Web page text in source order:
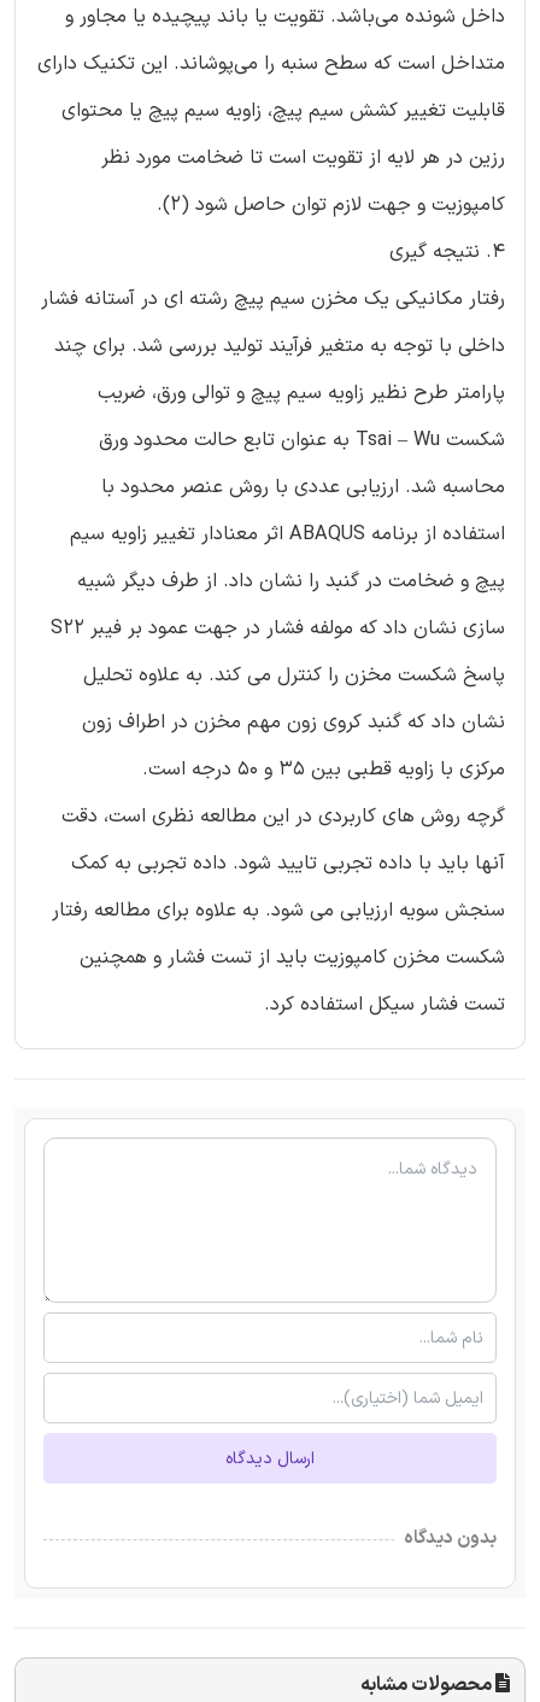
داخل شونده می‌باشد. تقویت یا باند پیچیده یا مجاور و
متداخل است که سطح سنبه را می‌پوشاند. این تکنیک دارای
قابلیت تغییر کشش سیم پیچ، زاویه سیم پیچ یا محتوای
رزین در هر لایه از تقویت است تا ضخامت مورد نظر
کامپوزیت و جهت لازم توان حاصل شود (2).
4. نتیجه گیری
رفتار مکانیکی یک مخزن سیم پیچ رشته ای در آستانه فشار
داخلی با توجه به متغیر فرآیند تولید بررسی شد. برای چند
پارامتر طرح نظیر زاویه سیم پیچ و توالی ورق، ضریب
شکست Tsai – Wu به عنوان تابع حالت محدود ورق
محاسبه شد. ارزیابی عددی با روش عنصر محدود با
استفاده از برنامه ABAQUS اثر معنادار تغییر زاویه سیم
پیچ و ضخامت در گنبد را نشان داد. از طرف دیگر شبیه
سازی نشان داد که مولفه فشار در جهت عمود بر فیبر S22
پاسخ شکست مخزن را کنترل می کند. به علاوه تحلیل
نشان داد که گنبد کروی زون مهم مخزن در اطراف زون
مرکزی با زاویه قطبی بین 35 و 50 درجه است.
گرچه روش های کاربردی در این مطالعه نظری است، دقت
آنها باید با داده تجربی تایید شود. داده تجربی به کمک
سنجش سویه ارزیابی می شود. به علاوه برای مطالعه رفتار
شکست مخزن کامپوزیت باید از تست فشار و همچنین
تست فشار سیکل استفاده کرد.
ارسال دیدگاه
بدون دیدگاه
محصولات مشابه